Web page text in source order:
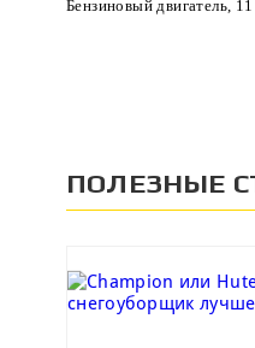
Бензиновый двигатель,
ПОЛЕЗНЫЕ